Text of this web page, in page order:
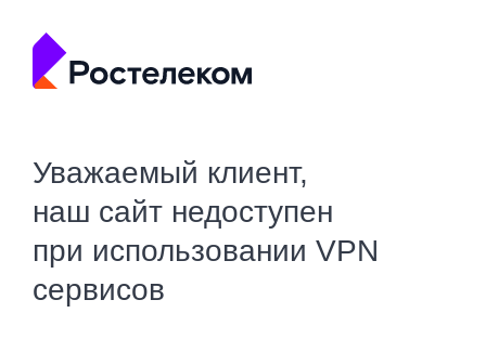
Уважаемый клиент,
наш сайт недоступен
при использовании VPN
сервисов